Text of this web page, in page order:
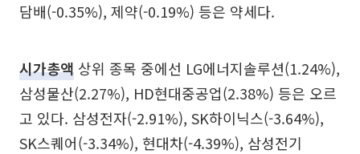
담배(-0.35%), 제약(-0.19%) 등은 약세다.
시가총액 상위 종목 중에선 LG에너지솔루션(1.24%),
삼성물산(2.27%), HD현대중공업(2.38%) 등은 오르
고 있다. 삼성전자(-2.91%), SK하이닉스(-3.64%),
SK스퀘어(-3.34%), 현대차(-4.39%), 삼성전기